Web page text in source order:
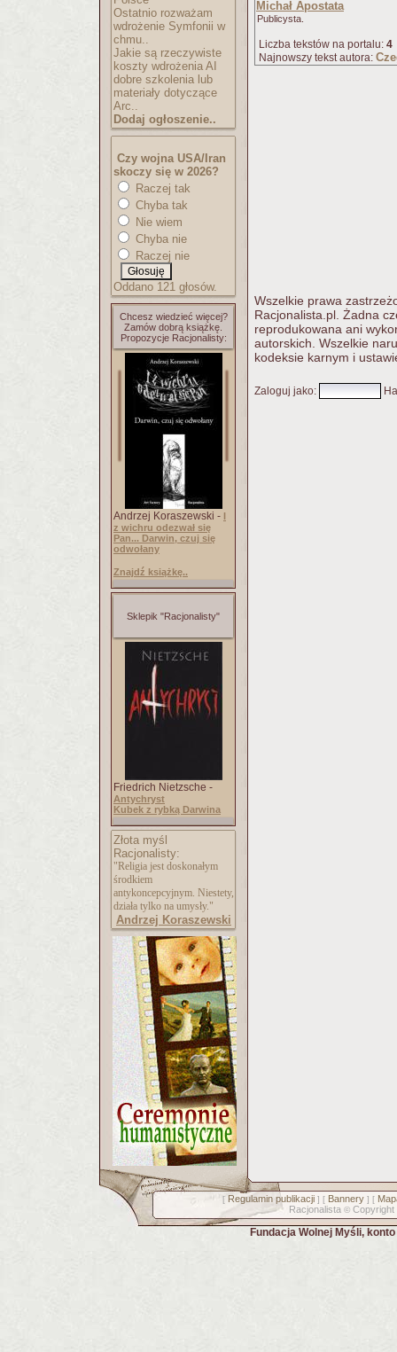
Ostatnio rozważam
wdrożenie Symfonii w
chmu..
Jakie są rzeczywiste
koszty wdrożenia AI
dobre szkolenia lub
materiały dotyczące
Arc..
Dodaj ogłoszenie..
Czy wojna USA/Iran
skoczy się w 2026?
Raczej tak
Chyba tak
Nie wiem
Chyba nie
Raczej nie
Oddano 121 głosów.
Chcesz wiedzieć więcej?
Zamów dobrą książkę.
Propozycje Racjonalisty:
Andrzej Koraszewski - I
z wichru odezwał się
Pan... Darwin, czuj się
odwołany
Znajdź książkę..
Sklepik "Racjonalisty"
Friedrich Nietzsche -
Antychryst
Kubek z rybką Darwina
Złota myśl
Racjonalisty:
"Religia jest doskonałym
środkiem
antykoncepcyjnym. Niestety,
działa tylko na umysły."
Andrzej Koraszewski
Michał Apostata
Publicysta.
Liczba tekstów na portalu: 4
Najnowszy tekst autora:
Wszelkie prawa
Racjonalista.pl. Żadna
reprodukowana ani
autorskich. Wszelkie
kodeksie karnym i
Zaloguj jako:
[ Regulamin publikacji] [ Bannery] [
Racjonalista © Copyright
Fundacja Wolnej Myśli,